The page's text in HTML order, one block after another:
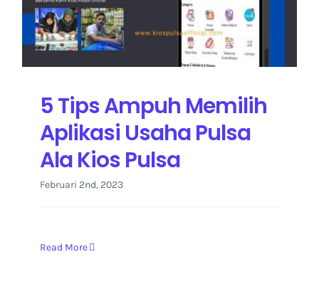
Kontak Kami
5 Tips Ampuh Memilih
Aplikasi Usaha Pulsa
Ala Kios Pulsa
Februari 2nd, 2023
Read More